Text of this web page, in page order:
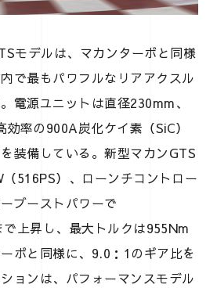
モデルは、マカンターボと同様
で最もパワフルなリアアクスル
電源ユニットは直径230mm、
率の900A炭化ケイ素（SiC）
装備している。新型マカンGTS
516PS）、ローンチコントロー
ブーストパワーで
上昇し、最大トルクは955Nm
ボと同様に、9.0：1のギア比を
ョンは、パフォーマンスモデル